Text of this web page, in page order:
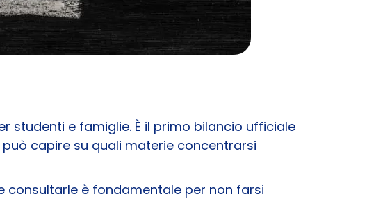
studenti e famiglie. È il primo bilancio ufficiale
capire su quali materie concentrarsi
consultarle è fondamentale per non farsi